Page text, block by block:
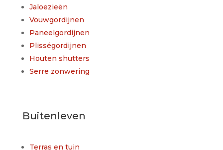
Jaloezieën
Vouwgordijnen
Paneelgordijnen
Plisségordijnen
Houten shutters
Serre zonwering
Buitenleven
Terras en tuin